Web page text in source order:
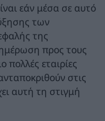
εάν μέσα σε αυτό
των
της
προς τους
εταιρίες
στις
αυτή τη στιγμή